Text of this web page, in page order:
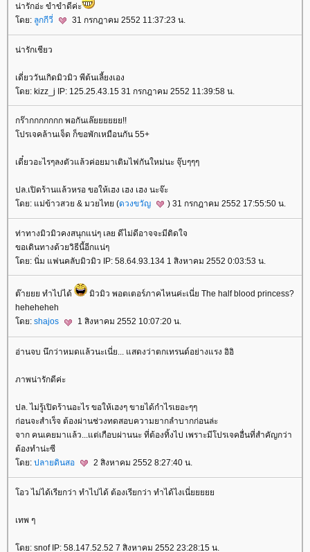
น่ารักอ่ะ ขำขำดีค่ะ
ดย: ลูกกีวี่ 31 กรกฎาคม 2552 11:37:23 น.
น่ารักเชียว
เดี่ยววันเกิดมิวมิว พีต้นเลี้ยงเอง
ดย: kizz_j IP: 125.25.43.15 31 กรกฎาคม 2552 11:39:58 น.
กร๊ากกกกกกก พอกันเล๊ยยยยยย!!
ปรเจคล้านเจ็ด ก็ขอพักเหมือนกัน 55+
เดี๋ยวอะไรๆลงตัวแล้วค่อยมาเติมไฟกันใหม่นะ จุ๊บๆๆๆ
ปล.เปิดร้านแล้วหรอ ขอให้เฮง เฮง เฮง นะจ๊ะ
ดย: แม่ข้าวสวย & มวยไทย (ดวงขวัญ ) 31 กรกฎาคม 2552 17:55:50 น.
ท่าทางมิวมิวคงสนุกแน่ๆ เลย ดีไม่ดีอาจจะมีติดใจ
ขอเดินทางด้วยวิธีนี้อีกแน่ๆ
ดย: นิ่ม แฟนคลับมิวมิว IP: 58.64.93.134 1 สิงหาคม 2552 0:03:53 น.
ต๊ายยย ทำไปได้
มิวมิว พอตเตอร์ภาคไหนค่ะเนี่ย The half blood princess?
heheheheh
ดย: shajos 1 สิงหาคม 2552 10:07:20 น.
อ่านจบ นึกว่าหมดแล้วนะเนี่ย... แสดงว่าตกเทรนด์อย่างแรง อิอิ
ภาพน่ารักดีค่ะ
ปล. ไม่รู้เปิดร้านอะไร ขอให้เฮงๆ ขายได้กำไรเยอะๆๆ
ก่อนจะสำเร็จ ต้องผ่านช่วงทดสอบความยากลำบากก่อนล่ะ
จาก คนเคยมาแล้ว...แต่เกือบผ่านนะ ที่ต้องทิ้งไป เพราะมีโปรเจคอื่นที่สำคัญกว่า
ต้องทำน่ะซี
ดย: ปลายดินสอ 2 สิงหาคม 2552 8:27:40 น.
อว ไม่ได้เรียกว่า ทำไปได้ ต้องเรียกว่า ทำได้ไงเนี่
เทพ ๆ
ดย: snof IP: 58.147.52.52 7 สิงหาคม 2552 23:28:15 น.